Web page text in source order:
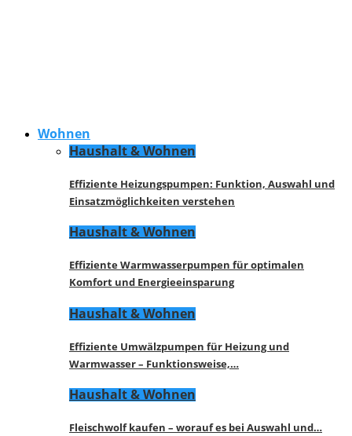
Wohnen
Haushalt & Wohnen
Effiziente Heizungspumpen: Funktion, Auswahl und
Einsatzmöglichkeiten verstehen
Haushalt & Wohnen
Effiziente Warmwasserpumpen für optimalen
Komfort und Energieeinsparung
Haushalt & Wohnen
Effiziente Umwälzpumpen für Heizung und
Warmwasser – Funktionsweise,…
Haushalt & Wohnen
Fleischwolf kaufen – worauf es bei Auswahl und…